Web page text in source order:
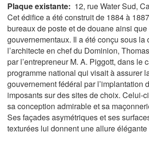
Plaque existante: 12, rue Water Sud,
Cet édifice a été construit de 1884 à
bureaux de poste et de douane ainsi que
gouvernementaux. Il a été conçu sous la
l’architecte en chef du Dominion,
par l’entrepreneur M. A. Piggott, dans le
programme national qui visait à assurer
gouvernement fédéral par l’implantation
imposants sur des sites de choix. Celui-
sa conception admirable et sa
Ses façades asymétriques et ses
texturées lui donnent une allure